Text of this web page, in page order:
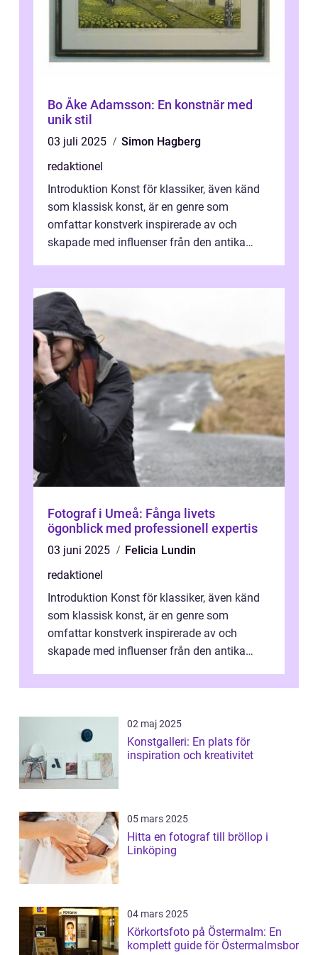
Bo Åke Adamsson: En konstnär med
unik stil
03 juli 2025
Simon Hagberg
redaktionel
Introduktion Konst för klassiker, även känd
som klassisk konst, är en genre som
omfattar konstverk inspirerade av och
skapade med influenser från den antika
Fotograf i Umeå: Fånga livets
ögonblick med professionell expertis
03 juni 2025
Felicia Lundin
redaktionel
Introduktion Konst för klassiker, även känd
som klassisk konst, är en genre som
omfattar konstverk inspirerade av och
skapade med influenser från den antika
ri...
02 maj 2025
Konstgalleri: En plats för
inspiration och kreativitet
05 mars 2025
Hitta en fotograf till bröllop i
Linköping
04 mars 2025
Körkortsfoto på Östermalm: En
komplett guide för Östermalmsbor